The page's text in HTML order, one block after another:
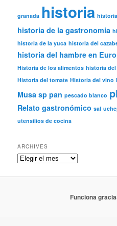
granada historia
historia de la gastronomia
historia de la yuca historia del
historia del hambre en
Historia de los alimentos historia del
Historia del tomate Historia del vino
Musa sp pan pescado blanco
Relato gastronómico sal
utensilios de cocina
ARCHIVES
Archives
Funciona